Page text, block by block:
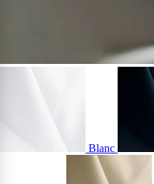
Blanc